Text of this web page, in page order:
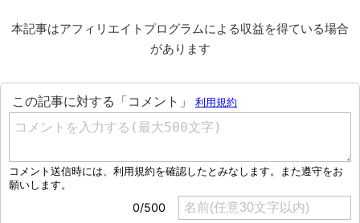
本記事はアフィリエイトプログラムによる収益を得ている場合
があります